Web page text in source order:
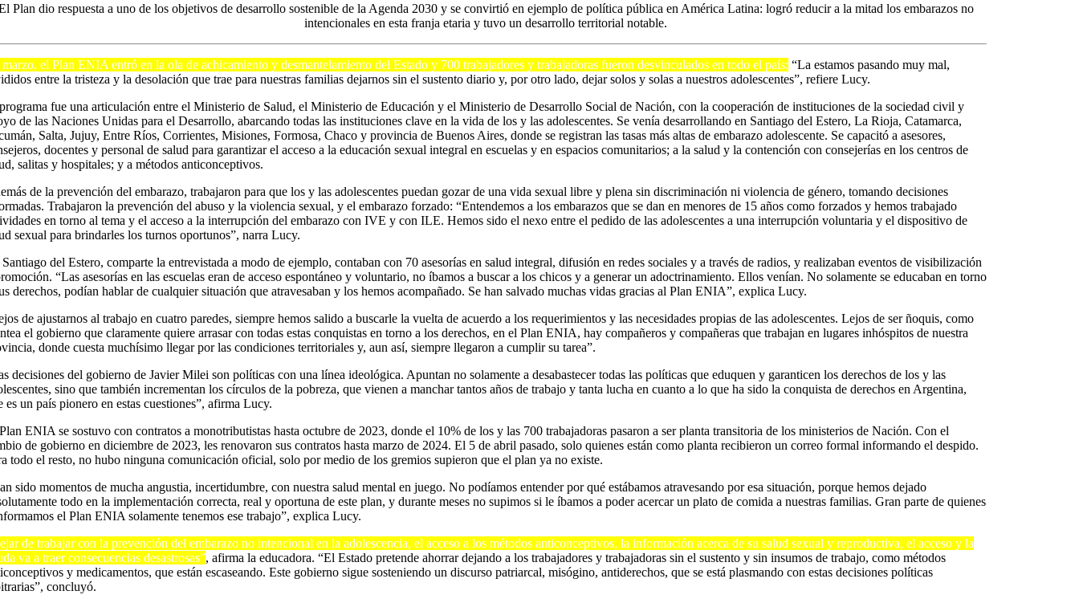
Plan dio respuesta a uno de los objetivos de desarrollo sostenible de la Agenda 2030 y se convirtió en ejemplo de política pública en América Latina: logró reducir a la mitad los embarazos no
intencionales en esta franja etaria y tuvo un desarrollo territorial notable.
el Plan ENIA entró en la ola de achicamiento y desmantelamiento del Estado y 700 trabajadores y trabajadoras fueron desvinculados en todo el país: “La estamos pasando muy mal,
entre la tristeza y la desolación que trae para nuestras familias dejarnos sin el sustento diario y, por otro lado, dejar solos y solas a nuestros adolescentes”, refiere Lucy.
fue una articulación entre el Ministerio de Salud, el Ministerio de Educación y el Ministerio de Desarrollo Social de Nación, con la cooperación de instituciones de la sociedad civil y
de las Naciones Unidas para el Desarrollo, abarcando todas las instituciones clave en la vida de los y las adolescentes. Se venía desarrollando en Santiago del Estero, La Rioja, Catamarca,
Salta, Jujuy, Entre Ríos, Corrientes, Misiones, Formosa, Chaco y provincia de Buenos Aires, donde se registran las tasas más altas de embarazo adolescente. Se capacitó a asesores,
docentes y personal de salud para garantizar el acceso a la educación sexual integral en escuelas y en espacios comunitarios; a la salud y la contención con consejerías en los centros de
salitas y hospitales; y a métodos anticonceptivos.
de la prevención del embarazo, trabajaron para que los y las adolescentes puedan gozar de una vida sexual libre y plena sin discriminación ni violencia de género, tomando decisiones
Trabajaron la prevención del abuso y la violencia sexual, y el embarazo forzado: “Entendemos a los embarazos que se dan en menores de 15 años como forzados y hemos trabajado
en torno al tema y el acceso a la interrupción del embarazo con IVE y con ILE. Hemos sido el nexo entre el pedido de las adolescentes a una interrupción voluntaria y el dispositivo de
sexual para brindarles los turnos oportunos”, narra Lucy.
del Estero, comparte la entrevistada a modo de ejemplo, contaban con 70 asesorías en salud integral, difusión en redes sociales y a través de radios, y realizaban eventos de visibilización
“Las asesorías en las escuelas eran de acceso espontáneo y voluntario, no íbamos a buscar a los chicos y a generar un adoctrinamiento. Ellos venían. No solamente se educaban en torno
derechos, podían hablar de cualquier situación que atravesaban y los hemos acompañado. Se han salvado muchas vidas gracias al Plan ENIA”, explica Lucy.
de ajustarnos al trabajo en cuatro paredes, siempre hemos salido a buscarle la vuelta de acuerdo a los requerimientos y las necesidades propias de las adolescentes. Lejos de ser ñoquis, como
el gobierno que claramente quiere arrasar con todas estas conquistas en torno a los derechos, en el Plan ENIA, hay compañeros y compañeras que trabajan en lugares inhóspitos de nuestra
donde cuesta muchísimo llegar por las condiciones territoriales y, aun así, siempre llegaron a cumplir su tarea”.
decisiones del gobierno de Javier Milei son políticas con una línea ideológica. Apuntan no solamente a desabastecer todas las políticas que eduquen y garanticen los derechos de los y las
sino que también incrementan los círculos de la pobreza, que vienen a manchar tantos años de trabajo y tanta lucha en cuanto a lo que ha sido la conquista de derechos en Argentina,
es un país pionero en estas cuestiones”, afirma Lucy.
ENIA se sostuvo con contratos a monotributistas hasta octubre de 2023, donde el 10% de los y las 700 trabajadoras pasaron a ser planta transitoria de los ministerios de Nación. Con el
de gobierno en diciembre de 2023, les renovaron sus contratos hasta marzo de 2024. El 5 de abril pasado, solo quienes están como planta recibieron un correo formal informando el despido.
todo el resto, no hubo ninguna comunicación oficial, solo por medio de los gremios supieron que el plan ya no existe.
sido momentos de mucha angustia, incertidumbre, con nuestra salud mental en juego. No podíamos entender por qué estábamos atravesando por esa situación, porque hemos dejado
todo en la implementación correcta, real y oportuna de este plan, y durante meses no supimos si le íbamos a poder acercar un plato de comida a nuestras familias. Gran parte de quienes
el Plan ENIA solamente tenemos ese trabajo”, explica Lucy.
de trabajar con la prevención del embarazo no intencional en la adolescencia, el acceso a los métodos anticonceptivos, la información acerca de su salud sexual y reproductiva, el acceso y la
va a traer consecuencias desastrosas”, afirma la educadora. “El Estado pretende ahorrar dejando a los trabajadores y trabajadoras sin el sustento y sin insumos de trabajo, como métodos
y medicamentos, que están escaseando. Este gobierno sigue sosteniendo un discurso patriarcal, misógino, antiderechos, que se está plasmando con estas decisiones políticas
concluyó.